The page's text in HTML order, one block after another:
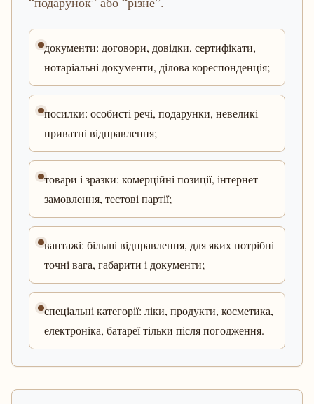
документи: договори, довідки, сертифікати,
нотаріальні документи, ділова кореспонденція;
посилки: особисті речі, подарунки, невеликі
приватні відправлення;
товари і зразки: комерційні позиції, інтернет-
замовлення, тестові партії;
вантажі: більші відправлення, для яких потрібні
точні вага, габарити і документи;
спеціальні категорії: ліки, продукти, косметика,
електроніка, батареї тільки після погодження.